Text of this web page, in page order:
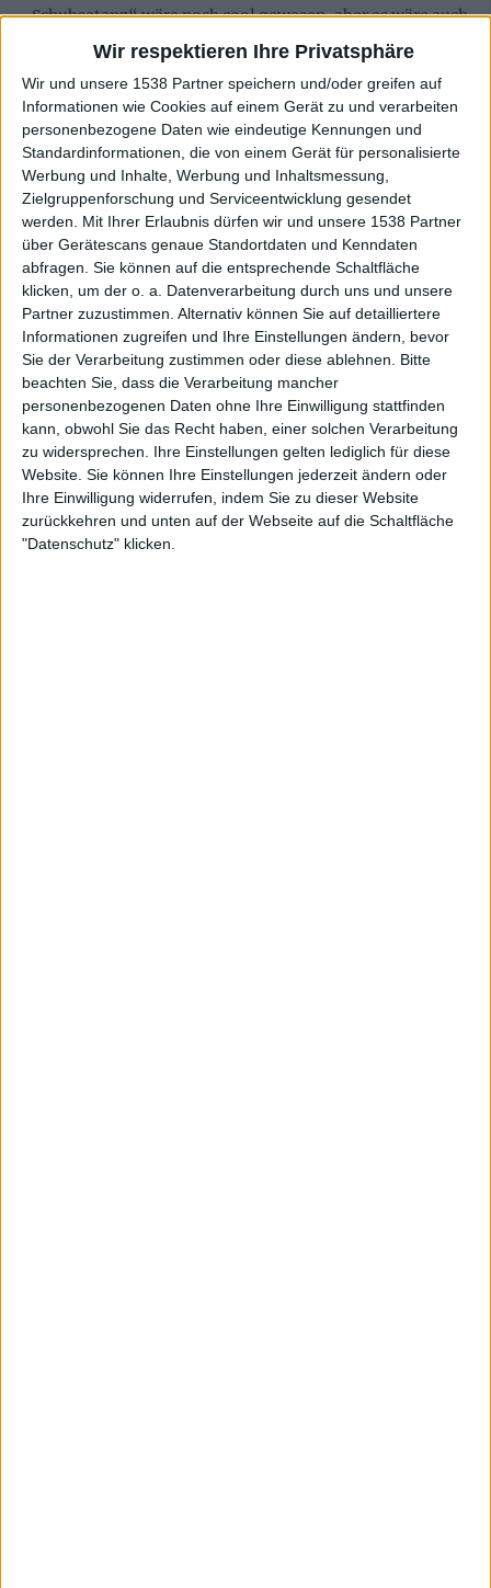
Wir respektieren Ihre Privatsphäre
Wir und unsere 1538 Partner speichern und/oder greifen auf
Informationen wie Cookies auf einem Gerät zu und verarbeiten
personenbezogene Daten wie eindeutige Kennungen und
Standardinformationen, die von einem Gerät für personalisierte
Werbung und Inhalte, Werbung und Inhaltsmessung,
Zielgruppenforschung und Serviceentwicklung gesendet
werden.
Mit Ihrer Erlaubnis dürfen wir und unsere 1538 Partner
über Gerätescans genaue Standortdaten und Kenndaten
abfragen. Sie können auf die entsprechende Schaltfläche
klicken, um der o. a. Datenverarbeitung durch uns und unsere
Partner zuzustimmen. Alternativ können Sie auf detailliertere
Informationen zugreifen und Ihre Einstellungen ändern, bevor
Sie der Verarbeitung zustimmen oder diese ablehnen.
Bitte
beachten Sie, dass die Verarbeitung mancher
personenbezogenen Daten ohne Ihre Einwilligung stattfinden
kann, obwohl Sie das Recht haben, einer solchen Verarbeitung
zu widersprechen. Ihre Einstellungen gelten lediglich für diese
Website. Sie können Ihre Einstellungen jederzeit ändern oder
Ihre Einwilligung widerrufen, indem Sie zu dieser Website
zurückkehren und unten auf der Webseite auf die Schaltfläche
"Datenschutz" klicken.
„Schubsetanz“ wäre noch cool gewesen, aber es wäre auch
nicht einfach, das von einem anderen Label zu bekommen.
Die Bürokratie dahinter wäre sehr kompliziert gewesen,
weswegen wir uns auf die Napalm-Songs beschränkt
Mit „Hurra, Hurra, Die Pest Ist Da“ habt ihr letztes Jahr
einen eurer alten Songs live im neuen Gewand
präsentiert. Wäre ein Album mit Neuaufnahmen alter
Songs im aktuellen FEUERSCHWANZ-Stil für euch
denkbar?
Das würde von der Entwicklung der Band her nicht passen,
da die alten Stücke noch eine andere Szene bedient haben.
Einen Folk-Rock-Song in einen Metalsong zu verwandeln
bereitet gewisse Schwierigkeiten. Es ist einfacher, wenn
du durchgehend den gleichen Stil hattest. Darum sind wir
auf die Idee noch nicht gekommen.
Es gibt drei Phasen von FEUERSCHWANZ: Die ersten drei
Alben habe hauptsächlich ich gemacht, da ging es noch
anders zu. Das waren sozusagen meine „guten alten